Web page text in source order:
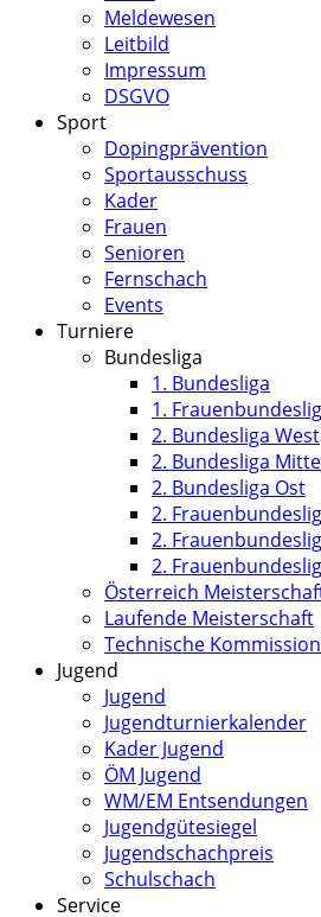
Meldewesen
Leitbild
Impressum
DSGVO
Sport
Dopingprävention
Sportausschuss
Kader
Frauen
Senioren
Fernschach
Events
Turniere
Bundesliga
1. Bundesliga
1.
2. Bundesliga West
2. Bundesliga Mitte
2. Bundesliga Ost
2.
2.
2.
Österreich
Laufende Meisterschaft
Technische Kommission
Jugend
Jugend
Jugendturnierkalender
Kader Jugend
ÖM Jugend
WM/EM Entsendungen
Jugendgütesiegel
Jugendschachpreis
Schulschach
Service